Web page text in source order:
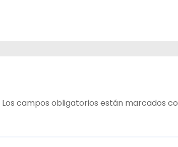
Los campos obligatorios están marcados